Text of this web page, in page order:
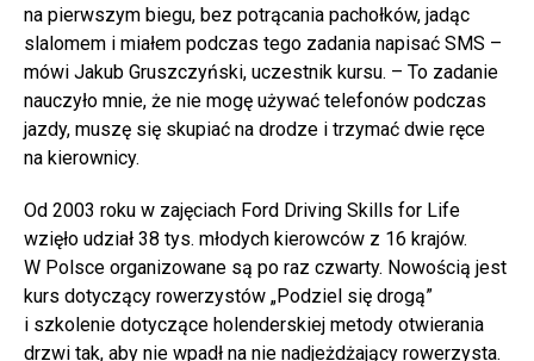
na pierwszym biegu, bez potrącania pachołków, jadąc
slalomem i miałem podczas tego zadania napisać SMS –
mówi Jakub Gruszczyński, uczestnik kursu. – To zadanie
nauczyło mnie, że nie mogę używać telefonów podczas
jazdy, muszę się skupiać na drodze i trzymać dwie ręce
na kierownicy.
Od 2003 roku w zajęciach Ford Driving Skills for Life
wzięło udział 38 tys. młodych kierowców z 16 krajów.
W Polsce organizowane są po raz czwarty. Nowością jest
kurs dotyczący rowerzystów „Podziel się drogą”
i szkolenie dotyczące holenderskiej metody otwierania
drzwi tak, aby nie wpadł na nie nadjeżdżający rowerzysta.